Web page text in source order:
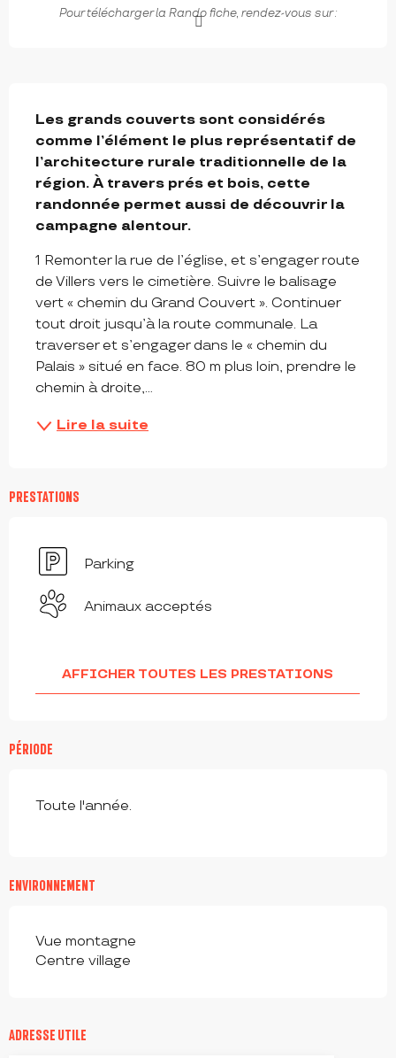
Pour télécharger la Rando fiche, rendez-vous sur :
Les grands couverts sont considérés
comme l’élément le plus représentatif de
l’architecture rurale traditionnelle de la
région. À travers prés et bois, cette
randonnée permet aussi de découvrir la
campagne alentour.
1 Remonter la rue de l’église, et s’engager route
de Villers vers le cimetière. Suivre le balisage
vert « chemin du Grand Couvert ». Continuer
tout droit jusqu’à la route communale. La
traverser et s’engager dans le « chemin du
Palais » situé en face. 80 m plus loin, prendre le
chemin à droite,...
Lire la suite
PRESTATIONS
Parking
Animaux acceptés
AFFICHER TOUTES LES PRESTATIONS
PÉRIODE
Toute l'année.
ENVIRONNEMENT
Vue montagne
Centre village
ADRESSE UTILE